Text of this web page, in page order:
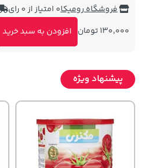
فروشگاه رومیکا0 امتیاز از 0 رای
130,000 تومان
افزودن به سبد خرید
پیشنهاد ویژه